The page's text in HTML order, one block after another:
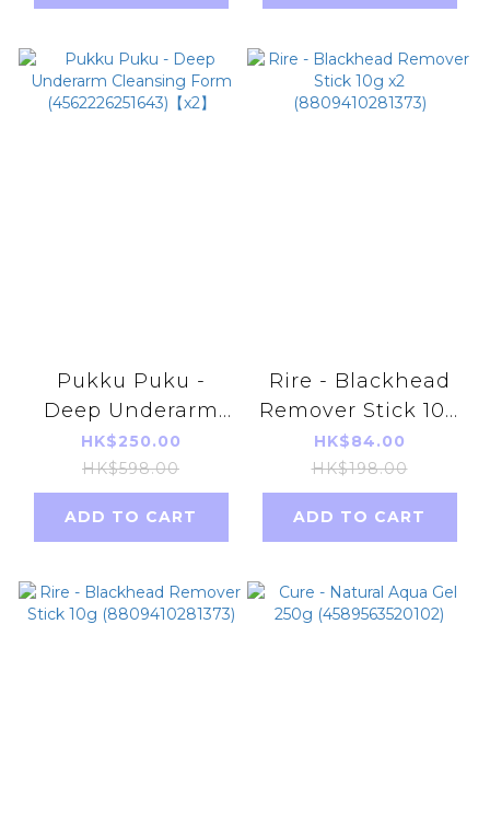
Pukku Puku -
Deep Underarm
Cleansing Form
(4562226251643)
【x2】
HK$250.00
HK$598.00
ADD TO CART
Rire - Blackhead
Remover Stick 10g
x2 (8809410281373)
HK$84.00
HK$198.00
ADD TO CART